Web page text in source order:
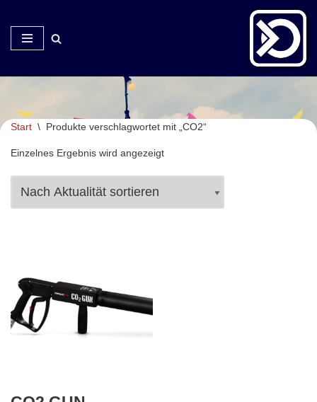
Zum
Inhalt
Start \ Produkte verschlagwortet mit „CO2“
Einzelnes Ergebnis wird angezeigt